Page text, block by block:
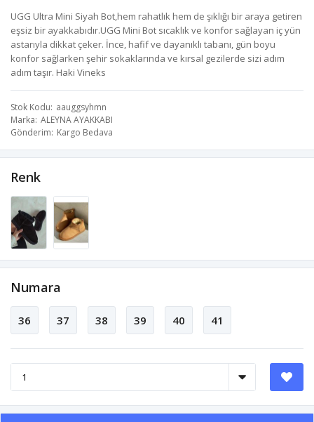
UGG Ultra Mini Siyah Bot,hem rahatlık hem de şıklığı bir araya getiren
eşsiz bir ayakkabıdır.UGG Mini Bot sıcaklık ve konfor sağlayan iç yün
astarıyla dikkat çeker. İnce, hafif ve dayanıklı tabanı, gün boyu
konfor sağlarken şehir sokaklarında ve kırsal gezilerde sizi adım
adım taşır. Haki Vineks
Stok Kodu aauggsyhmn
Marka ALEYNA AYAKKABI
Gönderim Kargo Bedava
Renk
Numara
36 37 38 39 40 41